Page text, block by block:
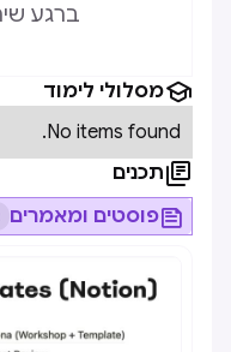
ברגע
מסלולי לימוד
No items found.
תכנים
פוסטים ומאמרים